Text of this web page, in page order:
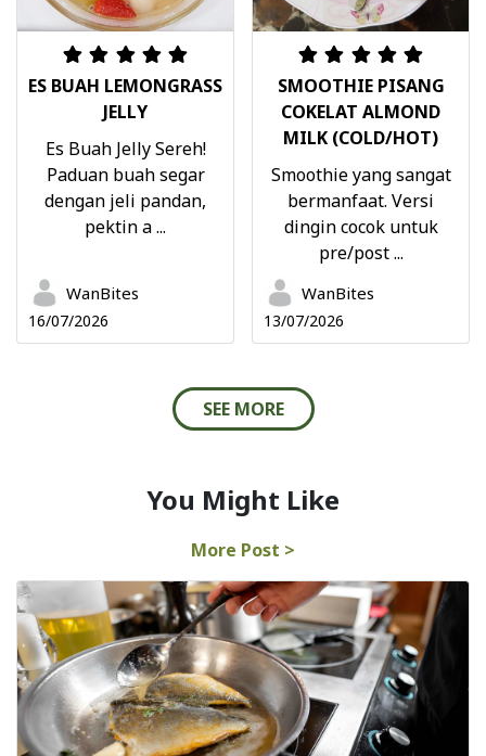
ES BUAH LEMONGRASS
JELLY
Es Buah Jelly Sereh!
Paduan buah segar
dengan jeli pandan,
pektin a ...
WanBites
16/07/2026
SMOOTHIE PISANG
COKELAT ALMOND
MILK (COLD/HOT)
Smoothie yang sangat
bermanfaat. Versi
dingin cocok untuk
pre/post ...
WanBites
13/07/2026
SEE MORE
You Might Like
More Post >